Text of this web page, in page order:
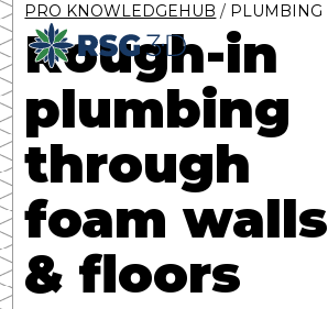
PRO KNOWLEDGEHUB / PLUMBING
Rough-in
plumbing
through
foam walls
& floors